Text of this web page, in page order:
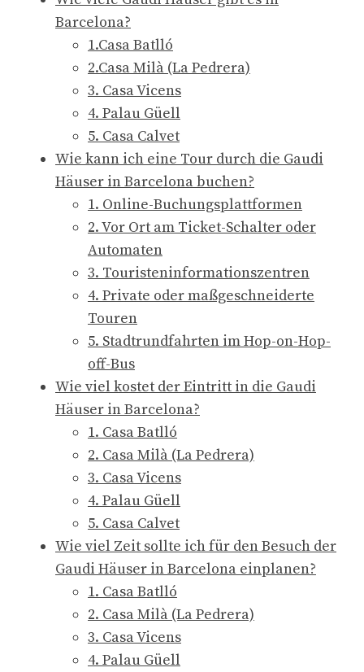
Barcelona?
1.Casa Batlló
2.Casa Milà (La Pedrera)
3. Casa Vicens
4. Palau Güell
5. Casa Calvet
Wie kann ich eine Tour durch die Gaudi
Häuser in Barcelona buchen?
1. Online-Buchungsplattformen
2. Vor Ort am Ticket-Schalter oder
Automaten
3. Touristeninformationszentren
4. Private oder maßgeschneiderte
Touren
5. Stadtrundfahrten im Hop-on-Hop-
off-Bus
Wie viel kostet der Eintritt in die Gaudi
Häuser in Barcelona?
1. Casa Batlló
2. Casa Milà (La Pedrera)
3. Casa Vicens
4. Palau Güell
5. Casa Calvet
Wie viel Zeit sollte ich für den Besuch der
Gaudi Häuser in Barcelona einplanen?
1. Casa Batlló
2. Casa Milà (La Pedrera)
3. Casa Vicens
4. Palau Güell